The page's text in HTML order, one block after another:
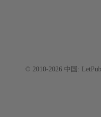
© 2010-2026 中国: